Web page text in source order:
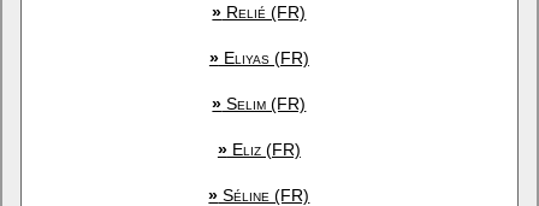
» Relié (FR)
»Eliyas (FR)
» Selim (FR)
»Eliz (FR)
» Séline (FR)